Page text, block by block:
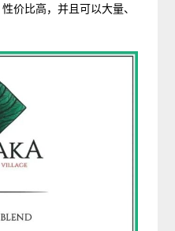
价比高，并且可以大量、